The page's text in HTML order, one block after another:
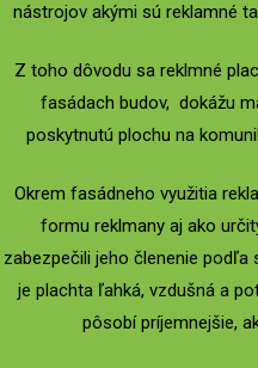
nástrojov akými sú reklamné
Z toho dôvodu sa reklmné
fasádach budov, dokážu
poskytnutú plochu na
Okrem fasádneho využitia
formu reklmany aj ako
zabezpečili jeho členenie
je plachta ľahká, vzdušná a
pôsobí príjemnejšie,